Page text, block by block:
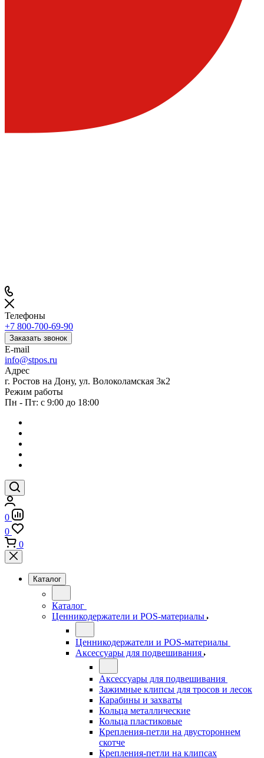
Телефоны
+7 800-700-69-90
Заказать звонок
E-mail
info@stpos.ru
Адрес
г. Ростов на Дону, ул. Волоколамская 3к2
Режим работы
Пн - Пт: с 9:00 до 18:00
0
0
0
Каталог
Каталог
Ценникодержатели и POS-материалы
Ценникодержатели и POS-материалы
Аксессуары для подвешивания
Аксессуары для подвешивания
Зажимные клипсы для тросов и лесок
Карабины и захваты
Кольца металлические
Кольца пластиковые
Крепления-петли на двустороннем
скотче
Крепления-петли на клипсах